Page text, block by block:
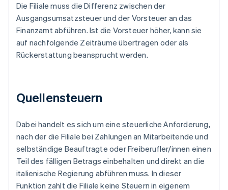
Die Filiale muss die Differenz zwischen der
Ausgangsumsatzsteuer und der Vorsteuer an das
Finanzamt abführen. Ist die Vorsteuer höher, kann sie
auf nachfolgende Zeiträume übertragen oder als
Rückerstattung beansprucht werden.
Quellensteuern
Dabei handelt es sich um eine steuerliche Anforderung,
nach der die Filiale bei Zahlungen an Mitarbeitende und
selbständige Beauftragte oder Freiberufler/innen einen
Teil des fälligen Betrags einbehalten und direkt an die
italienische Regierung abführen muss. In dieser
Funktion zahlt die Filiale keine Steuern in eigenem